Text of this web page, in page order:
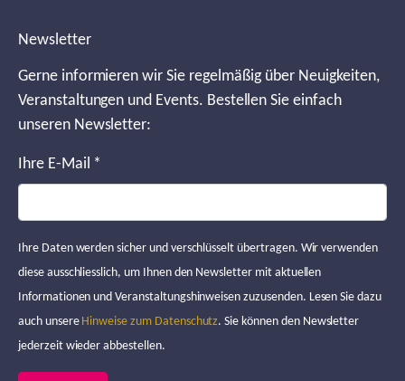
Newsletter
Gerne informieren wir Sie regelmäßig über Neuigkeiten,
Veranstaltungen und Events. Bestellen Sie einfach
unseren Newsletter:
Ihre E-Mail *
Ihre Daten werden sicher und verschlüsselt übertragen. Wir verwenden
diese ausschliesslich, um Ihnen den Newsletter mit aktuellen
Informationen und Veranstaltungshinweisen zuzusenden. Lesen Sie dazu
auch unsere Hinweise zum Datenschutz. Sie können den Newsletter
jederzeit wieder abbestellen.